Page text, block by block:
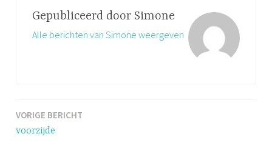
Gepubliceerd door Simone
Alle berichten van Simone weergeven
Bericht
navigatie
VORIGE BERICHT
voorzijde